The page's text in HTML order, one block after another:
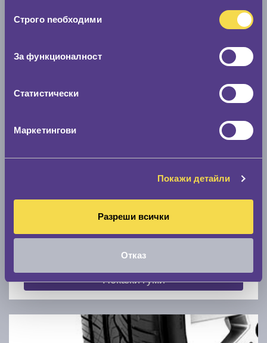
наСтрого nеобходими
За функционалност
Статистически
Маркетингови
Покажи детайли
Разреши всички
Отказ
Скоростомер при 100
По марка автомобил
Покажи гуми